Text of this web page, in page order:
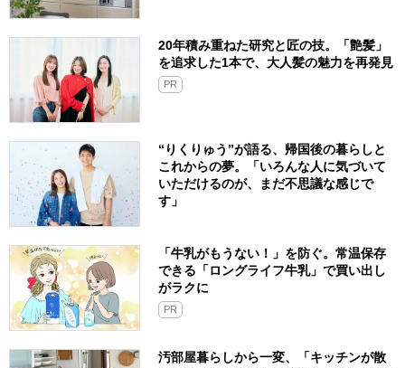
20年積み重ねた研究と匠の技。「艶髪」
を追求した1本で、大人髪の魅力を再発見
PR
“りくりゅう”が語る、帰国後の暮らしと
これからの夢。「いろんな人に気づいて
いただけるのが、まだ不思議な感じで
す」
「牛乳がもうない！」を防ぐ。常温保存
できる「ロングライフ牛乳」で買い出し
がラクに
PR
汚部屋暮らしから一変、「キッチンが散